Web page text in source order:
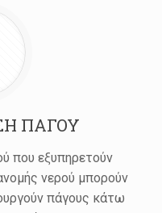
ΠΑΓΟΥ
που εξυπηρετούν
νερού μπορούν
πάγους κάτω